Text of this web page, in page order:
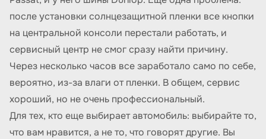
после установки солнцезащитной пленки все кнопки
на центральной консоли перестали работать, и
сервисный центр не смог сразу найти причину.
Через несколько часов все заработало само по себе,
вероятно, из-за влаги от пленки. В общем, сервис
хороший, но не очень профессиональный.
Для тех, кто еще выбирает автомобиль: выбирайте то,
что вам нравится, а не то, что говорят другие. Вы